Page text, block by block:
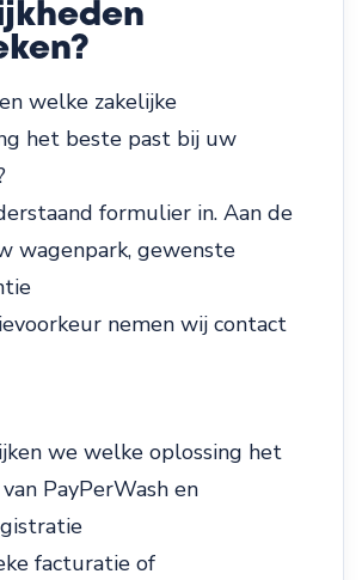
welke zakelijke
het beste past bij uw
formulier in. Aan de
wagenpark, gewenste
nemen wij contact
we welke oplossing het
PayPerWash en
facturatie of